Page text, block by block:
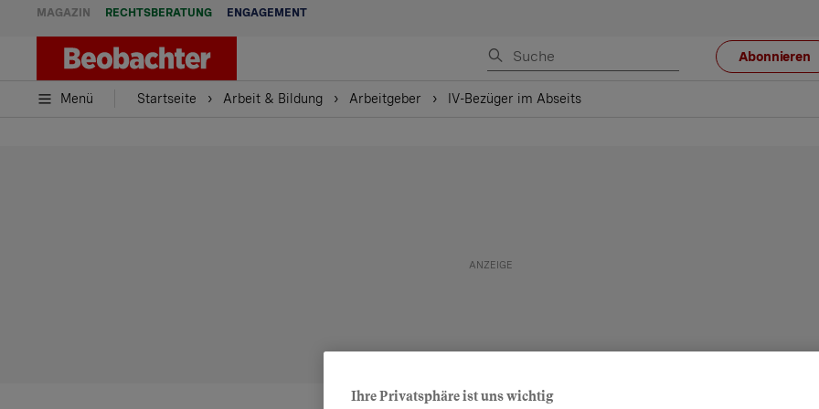
MAGAZIN RECHTSBERATUNG ENGAGEMENT
Abonnieren
Menü Startseite Arbeit & Bildung Arbeitgeber IV-Bezüger im Abseits
Ihre Privatsphäre ist uns wichtig